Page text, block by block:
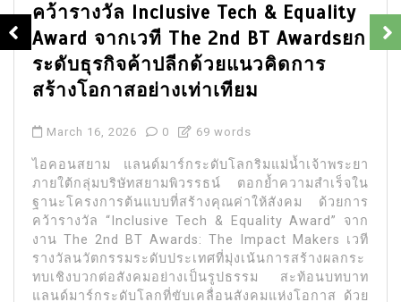
คว้ารางวัล Inclusive Tech & Equality
Award จากเวที The 2nd BT Awardsยก
ระดับธุรกิจค้าปลีกด้วยแนวคิดการ
สร้างโอกาสอย่างเท่าเทียม
March 16, 2026 0 69 words
ไอคอนสยาม แลนด์มาร์กระดับโลกริมแม่น้ำเจ้าพระยา
ภายใต้กลุ่มบริษัทสยามพิวรรธน์ ตอกย้ำความสำเร็จใน
ฐานะโครงการต้นแบบที่สร้างคุณค่าให้สังคม ด้วยการ
คว้ารางวัล “Inclusive Tech & Equality Award” จาก
งาน The 2nd BT Awards: The Impact Makers เวที
รางวัลนวัตกรรมระดับประเทศที่มุ่งเน้นการสร้างผลกระ
ทบเชิงบวกต่อสังคมอย่างเป็นรูปธรรม สะท้อนบทบาท
แลนด์มาร์กระดับโลกที่ขับเคลื่อนสังคมแห่งโอกาส ด้วย